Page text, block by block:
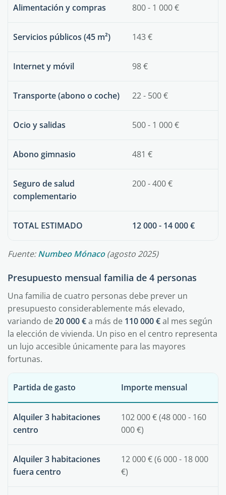
Alimentación y compras 800 - 1 000 €
Servicios públicos (45 m²) 143 €
Internet y móvil 98 €
Transporte (abono o coche) 22 - 500 €
Ocio y salidas 500 - 1 000 €
Abono gimnasio 481 €
Seguro de salud
complementario
200 - 400 €
TOTAL ESTIMADO 12 000 - 14 000 €
Fuente:Numbeo Mónaco(agosto 2025)
Presupuesto mensual familia de 4 personas
Una familia de cuatro personas debe prever un
presupuesto considerablemente más elevado,
variando de20 000 €a más de 110 000 €al mes según
la elección de vivienda. Un piso en el centro representa
un lujo accesible únicamente para las mayores
fortunas.
Partida de gasto Importe mensual
Alquiler 3 habitaciones
centro
102 000 € (48 000 - 160
000 €)
Alquiler 3 habitaciones
fuera centro
12 000 € (6 000 - 18 000
€)